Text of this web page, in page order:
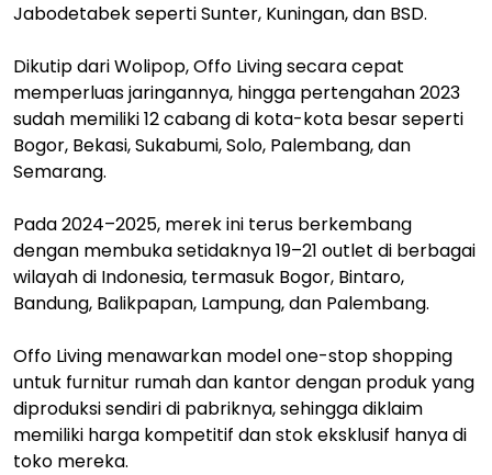
Jabodetabek seperti Sunter, Kuningan, dan BSD.
Dikutip dari Wolipop, Offo Living secara cepat
memperluas jaringannya, hingga pertengahan 2023
sudah memiliki 12 cabang di kota-kota besar seperti
Bogor, Bekasi, Sukabumi, Solo, Palembang, dan
Semarang.
Pada 2024–2025, merek ini terus berkembang
dengan membuka setidaknya 19–21 outlet di berbagai
wilayah di Indonesia, termasuk Bogor, Bintaro,
Bandung, Balikpapan, Lampung, dan Palembang.
Offo Living menawarkan model one-stop shopping
untuk furnitur rumah dan kantor dengan produk yang
diproduksi sendiri di pabriknya, sehingga diklaim
memiliki harga kompetitif dan stok eksklusif hanya di
toko mereka.